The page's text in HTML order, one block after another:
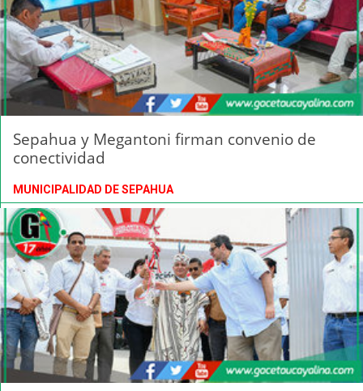
Sepahua y Megantoni firman convenio de
conectividad
MUNICIPALIDAD DE SEPAHUA